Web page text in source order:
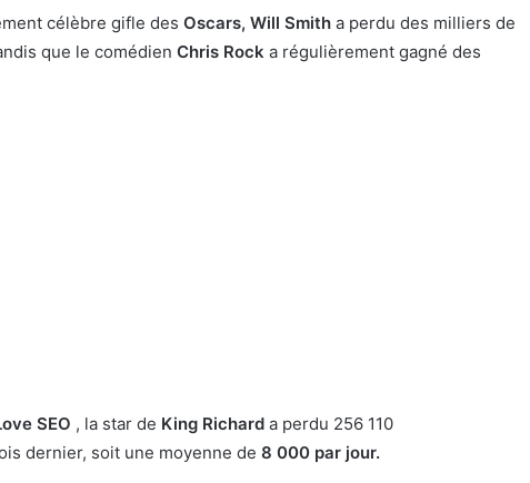
célèbre gifle des Oscars, Will Smith a perdu des milliers de
que le comédien Chris Rock a régulièrement gagné des
SEO , la star de King Richard a perdu 256 110
dernier, soit une moyenne de 8 000 par jour.